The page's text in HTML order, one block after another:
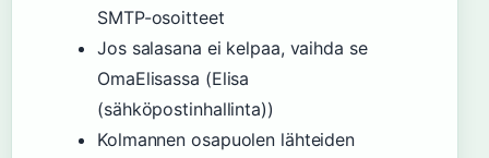
SMTP-osoitteet
Jos salasana ei kelpaa, vaihda se
OmaElisassa (Elisa
(sähköpostinhallinta))
Kolmannen osapuolen lähteiden